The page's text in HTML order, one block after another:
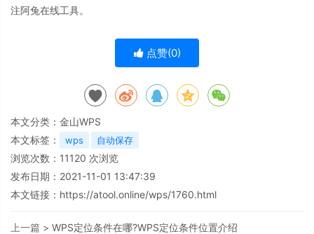
注阿兔在线工具。
点赞(0)
本文分类： 金山WPS
本文标签：
wps 自动保存
浏览次数： 11120 次浏览
发布日期：2021-11-01 13:47:39
本文链接： https://atool.online/wps/1760.html
上一篇 > WPS定位条件在哪?WPS定位条件位置介绍